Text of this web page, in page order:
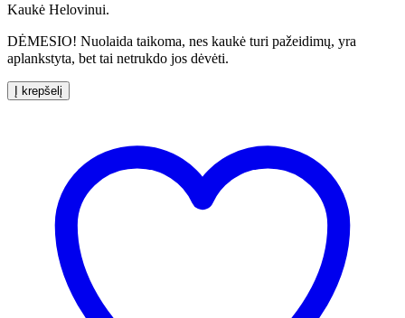
Kaukė Helovinui.
DĖMESIO! Nuolaida taikoma, nes kaukė turi pažeidimų, yra
aplankstyta, bet tai netrukdo jos dėvėti.
Į krepšelį